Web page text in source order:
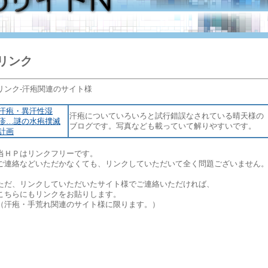
ンク
ンク-汗疱関連のサイト様
疱・異汗性湿
…謎の水疱撲滅
画
汗疱についていろいろと試行錯誤なされている晴天様の
ブログです。写真なども載っていて解りやすいです。
ＨＰはリンクフリーです。
連絡などいただかなくても、リンクしていただいて全く問題ございません。
だ、リンクしていただいたサイト様でご連絡いただければ、
ちらにもリンクをお貼りします。
汗疱・手荒れ関連のサイト様に限ります。）